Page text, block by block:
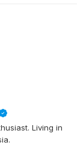
Living in